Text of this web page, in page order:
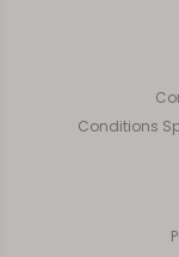
Conditions